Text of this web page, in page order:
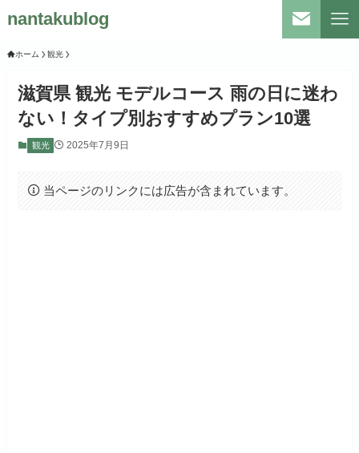
nantakublog
ホーム 観光
滋賀県 観光 モデルコース 雨の日に迷わ
ない！タイプ別おすすめプラン10選
観光 2025年7月9日
当ページのリンクには広告が含まれています。